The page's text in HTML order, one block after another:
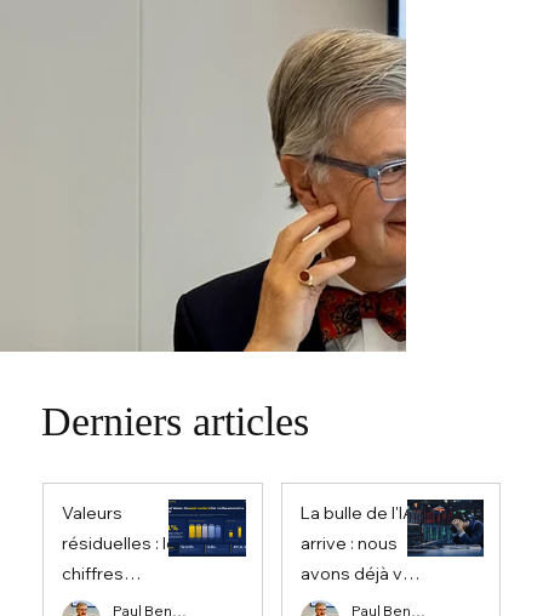
Derniers articles
Valeurs
résiduelles : les
chiffres
discrets qui
La bulle de l'IA
arrive : nous
avons déjà vu
ce film, nous